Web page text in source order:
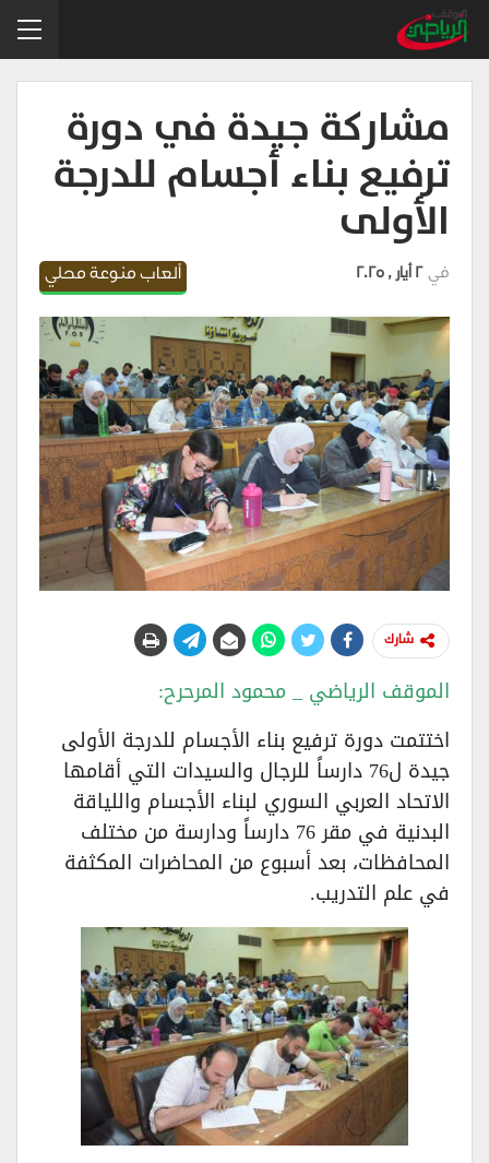
مشاركة جيدة في دورة
ترفيع بناء أجسام للدرجة
الأولى
ألعاب منوعة محلي في 2 أيار , 2025
شارك
الموقف الرياضي _ محمود المرحرح:
اختتمت دورة ترفيع بناء الأجسام للدرجة الأولى
جيدة ل76 دارساً للرجال والسيدات التي أقامها
الاتحاد العربي السوري لبناء الأجسام واللياقة
البدنية في مقر 76 دارساً ودارسة من مختلف
المحافظات، بعد أسبوع من المحاضرات المكثفة
في علم التدريب.